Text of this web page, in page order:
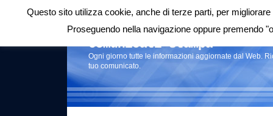
Login|RSS |
Comunicati stampa
Ogni giorno tutte le informazioni aggiornate dal Web.
tuo comunicato.
Questo sito utilizza cookie, anche di terze parti, per
Proseguendo nella navigazione oppure premendo